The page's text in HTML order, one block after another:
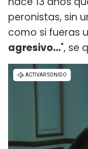
peronistas, sin
como si fueras
agresivo...", se